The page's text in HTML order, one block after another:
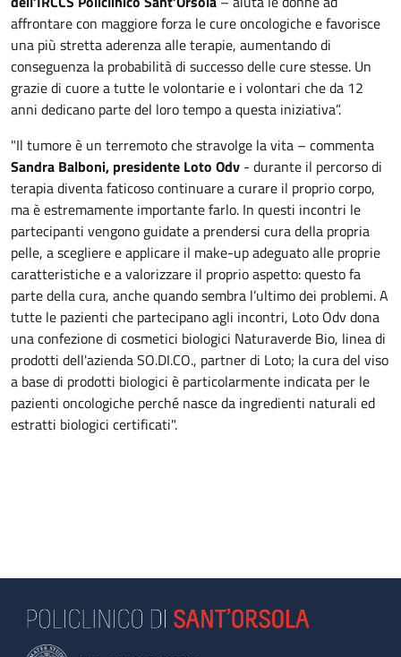
affrontare con maggiore forza le cure oncologiche e favorisce
una più stretta aderenza alle terapie, aumentando di
conseguenza la probabilità di successo delle cure stesse. Un
grazie di cuore a tutte le volontarie e i volontari che da 12
anni dedicano parte del loro tempo a questa iniziativa”.
"Il tumore è un terremoto che stravolge la vita – commenta
Sandra Balboni, presidente Loto Odv - durante il percorso di
terapia diventa faticoso continuare a curare il proprio corpo,
ma è estremamente importante farlo. In questi incontri le
partecipanti vengono guidate a prendersi cura della propria
pelle, a scegliere e applicare il make-up adeguato alle proprie
caratteristiche e a valorizzare il proprio aspetto: questo fa
parte della cura, anche quando sembra l’ultimo dei problemi. A
tutte le pazienti che partecipano agli incontri, Loto Odv dona
una confezione di cosmetici biologici Naturaverde Bio, linea di
prodotti dell'azienda SO.DI.CO., partner di Loto; la cura del viso
a base di prodotti biologici è particolarmente indicata per le
pazienti oncologiche perché nasce da ingredienti naturali ed
estratti biologici certificati".